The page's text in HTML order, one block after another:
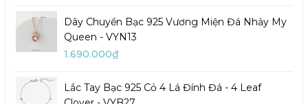
Dây Chuyền Bạc 925 Vương Miện Đá Nhảy My
Queen - VYN13
1.690.000₫
Lắc Tay Bạc 925 Cỏ 4 Lá Đính Đá - 4 Leaf